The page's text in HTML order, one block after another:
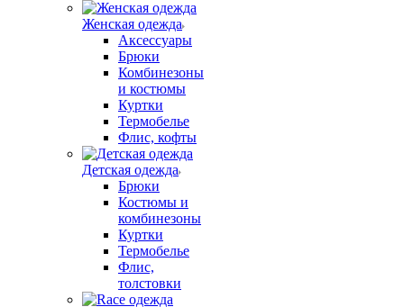
Женская одежда
Аксессуары
Брюки
Комбинезоны
и костюмы
Куртки
Термобелье
Флис, кофты
Детская одежда
Брюки
Костюмы и
комбинезоны
Куртки
Термобелье
Флис,
толстовки